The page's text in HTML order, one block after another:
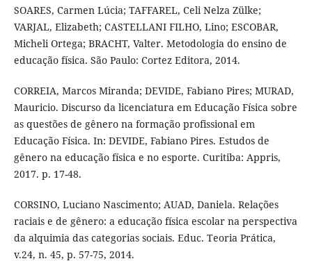
SOARES, Carmen Lúcia; TAFFAREL, Celi Nelza Zülke;
VARJAL, Elizabeth; CASTELLANI FILHO, Lino; ESCOBAR,
Micheli Ortega; BRACHT, Valter. Metodologia do ensino de
educação física. São Paulo: Cortez Editora, 2014.
CORREIA, Marcos Miranda; DEVIDE, Fabiano Pires; MURAD,
Mauricio. Discurso da licenciatura em Educação Física sobre
as questões de gênero na formação profissional em
Educação Física. In: DEVIDE, Fabiano Pires. Estudos de
gênero na educação física e no esporte. Curitiba: Appris,
2017. p. 17-48.
CORSINO, Luciano Nascimento; AUAD, Daniela. Relações
raciais e de gênero: a educação física escolar na perspectiva
da alquimia das categorias sociais. Educ. Teoria Prática,
v.24, n. 45, p. 57-75, 2014.